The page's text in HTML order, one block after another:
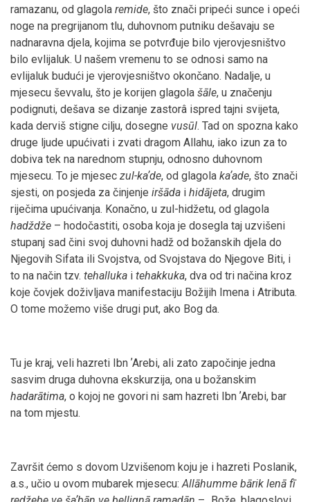
ramazanu, od glagola remide, što znači pripeći sunce i opeći
noge na pregrijanom tlu, duhovnom putniku dešavaju se
nadnaravna djela, kojima se potvrđuje bilo vjerovjesništvo
bilo evlijaluk. U našem vremenu to se odnosi samo na
evlijaluk budući je vjerovjesništvo okončano. Nadalje, u
mjesecu ševvalu, što je korijen glagola šāle, u značenju
podignuti, dešava se dizanje zastorâ ispred tajni svijeta,
kada derviš stigne cilju, dosegne vusūl. Tad on spozna kako
druge ljude upućivati i zvati dragom Allahu, iako izun za to
dobiva tek na narednom stupnju, odnosno duhovnom
mjesecu. To je mjesec zul-kaʼde, od glagola kaʼade, što znači
sjesti, on posjeda za činjenje iršāda i hidājeta, drugim
riječima upućivanja. Konačno, u zul-hidžetu, od glagola
hadždže – hodočastiti, osoba koja je dosegla taj uzvišeni
stupanj sad čini svoj duhovni hadž od božanskih djela do
Njegovih Sifata ili Svojstva, od Svojstava do Njegove Biti, i
to na način tzv. tehalluka i tehakkuka, dva od tri načina kroz
koje čovjek doživljava manifestaciju Božijih Imena i Atributa.
O tome možemo više drugi put, ako Bog da.
Tu je kraj, veli hazreti Ibn ʼArebi, ali zato započinje jedna
sasvim druga duhovna ekskurzija, ona u božanskim
hadarātima, o kojoj ne govori ni sam hazreti Ibn ʼArebi, bar
na tom mjestu.
Završit ćemo s dovom Uzvišenom koju je i hazreti Poslanik,
a.s., učio u ovom mubarek mjesecu: Allāhumme bārik lenā fī